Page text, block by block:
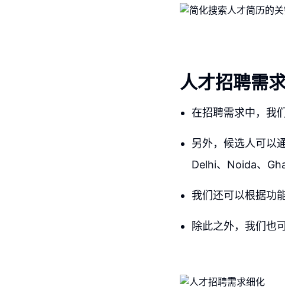
人才招聘需
在招聘需求中，我
另外，候选人可以
Delhi、Noida、
我们还可以根据功
除此之外，我们也